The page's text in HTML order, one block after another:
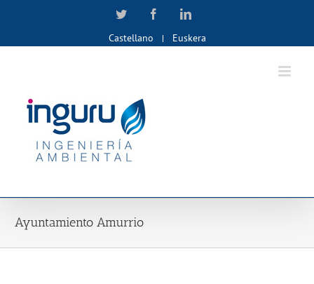
content
Twitter FacebookLinkedIn
Castellano Euskera
Ayuntamiento Amurrio